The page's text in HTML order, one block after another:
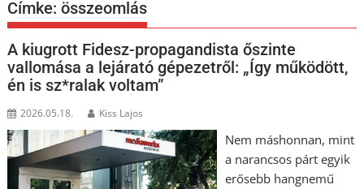
Címke:összeomlás
A kiugrott Fidesz-propagandista őszinte
vallomása a lejárató gépezetről: „Így működött,
én is sz*ralak voltam”
2026.05.18. Kiss Lajos
Nem máshonnan, mint
a narancsos párt egyik
erősebb hangnemű